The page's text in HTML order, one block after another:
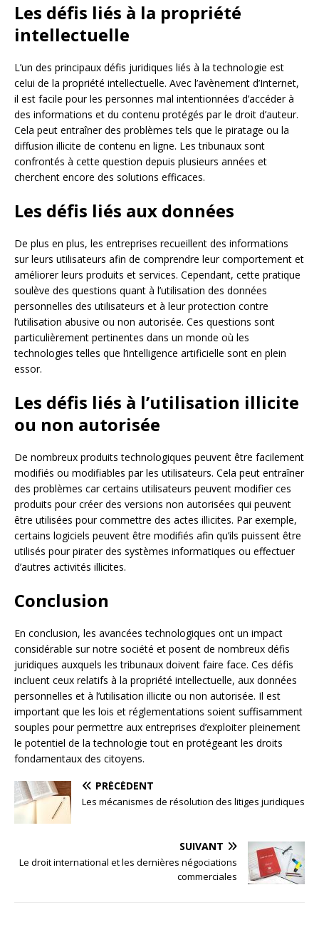
Les défis liés à la propriété
intellectuelle
L’un des principaux défis juridiques liés à la technologie est
celui de la propriété intellectuelle. Avec l’avènement d’Internet,
il est facile pour les personnes mal intentionnées d’accéder à
des informations et du contenu protégés par le droit d’auteur.
Cela peut entraîner des problèmes tels que le piratage ou la
diffusion illicite de contenu en ligne. Les tribunaux sont
confrontés à cette question depuis plusieurs années et
cherchent encore des solutions efficaces.
Les défis liés aux données
De plus en plus, les entreprises recueillent des informations
sur leurs utilisateurs afin de comprendre leur comportement et
améliorer leurs produits et services. Cependant, cette pratique
soulève des questions quant à l’utilisation des données
personnelles des utilisateurs et à leur protection contre
l’utilisation abusive ou non autorisée. Ces questions sont
particulièrement pertinentes dans un monde où les
technologies telles que l’intelligence artificielle sont en plein
essor.
Les défis liés à l’utilisation illicite
ou non autorisée
De nombreux produits technologiques peuvent être facilement
modifiés ou modifiables par les utilisateurs. Cela peut entraîner
des problèmes car certains utilisateurs peuvent modifier ces
produits pour créer des versions non autorisées qui peuvent
être utilisées pour commettre des actes illicites. Par exemple,
certains logiciels peuvent être modifiés afin qu’ils puissent être
utilisés pour pirater des systèmes informatiques ou effectuer
d’autres activités illicites.
Conclusion
En conclusion, les avancées technologiques ont un impact
considérable sur notre société et posent de nombreux défis
juridiques auxquels les tribunaux doivent faire face. Ces défis
incluent ceux relatifs à la propriété intellectuelle, aux données
personnelles et à l’utilisation illicite ou non autorisée. Il est
important que les lois et réglementations soient suffisamment
souples pour permettre aux entreprises d’exploiter pleinement
le potentiel de la technologie tout en protégeant les droits
fondamentaux des citoyens.
PRÉCÉDENT
Les mécanismes de résolution des litiges juridiques
SUIVANT
Le droit international et les dernières négociations
commerciales